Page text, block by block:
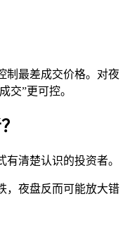
制最差成交价格。对夜
交”更可控。
清楚认识的投资者。
，夜盘反而可能放大错